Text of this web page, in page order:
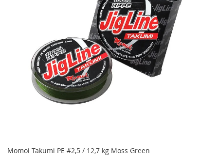
Momoi Takumi PE #2,5 / 12,7 kg Moss Green